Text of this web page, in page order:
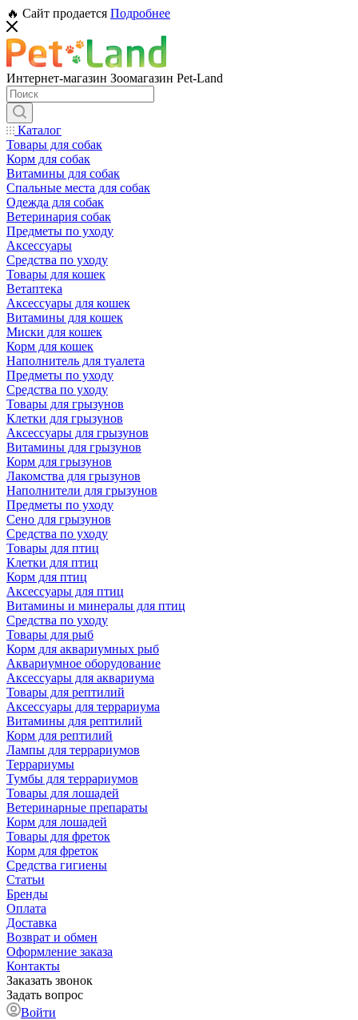
🔥 Сайт продается Подробнее
Интернет-магазин Зоомагазин Pet-Land
Каталог
Товары для собак
Корм для собак
Витамины для собак
Спальные места для собак
Одежда для собак
Ветеринария собак
Предметы по уходу
Аксессуары
Средства по уходу
Товары для кошек
Ветаптека
Аксессуары для кошек
Витамины для кошек
Миски для кошек
Корм для кошек
Наполнитель для туалета
Предметы по уходу
Средства по уходу
Товары для грызунов
Клетки для грызунов
Аксессуары для грызунов
Витамины для грызунов
Корм для грызунов
Лакомства для грызунов
Наполнители для грызунов
Предметы по уходу
Сено для грызунов
Средства по уходу
Товары для птиц
Клетки для птиц
Корм для птиц
Аксессуары для птиц
Витамины и минералы для птиц
Средства по уходу
Товары для рыб
Корм для аквариумных рыб
Аквариумное оборудование
Аксессуары для аквариума
Товары для рептилий
Аксессуары для террариума
Витамины для рептилий
Корм для рептилий
Лампы для террариумов
Террариумы
Тумбы для террариумов
Товары для лошадей
Ветеринарные препараты
Корм для лошадей
Товары для фреток
Корм для фреток
Средства гигиены
Статьи
Бренды
Оплата
Доставка
Возврат и обмен
Оформление заказа
Контакты
Заказать звонок
Задать вопрос
Войти